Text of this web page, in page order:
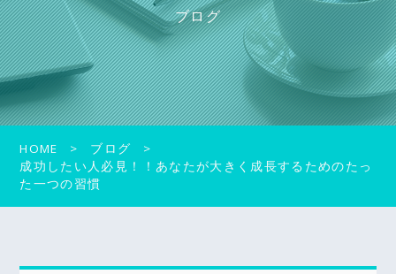
ブログ
HOME
ブログ
成功したい人必見！！あなたが大きく成長するためのたっ
た一つの習慣